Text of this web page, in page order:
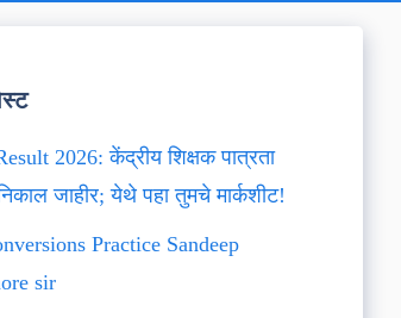
2026: केंद्रीय शिक्षक पात्रता
निकाल जाहीर; येथे पहा तुमचे मार्कशीट!
Practice Sandeep
sir